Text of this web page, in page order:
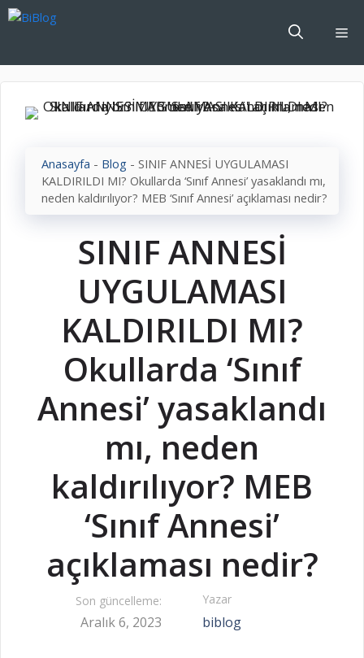
İçeriğe
Anasayfa - Blog - SINIF ANNESİ UYGULAMASI
KALDIRILDI MI? Okullarda ‘Sınıf Annesi’ yasaklandı mı,
neden kaldırılıyor? MEB ‘Sınıf Annesi’ açıklaması nedir?
SINIF ANNESİ
UYGULAMASI
KALDIRILDI MI?
Okullarda ‘Sınıf
Annesi’ yasaklandı
mı, neden
kaldırılıyor? MEB
‘Sınıf Annesi’
açıklaması nedir?
Son güncelleme:
Aralık 6, 2023
Yazar
biblog